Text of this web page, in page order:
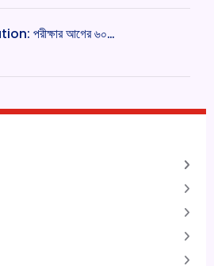
পরীক্ষার আগের ৬০…